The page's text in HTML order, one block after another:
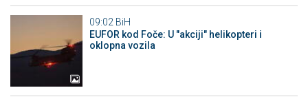
09:02 BiH
EUFOR kod Foče: U "akciji" helikopteri i
oklopna vozila